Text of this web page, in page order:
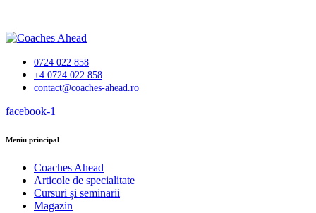
0724 022 858
+4 0724 022 858
contact@coaches-ahead.ro
facebook-1
Meniu principal
Coaches Ahead
Articole de specialitate
Cursuri și seminarii
Magazin